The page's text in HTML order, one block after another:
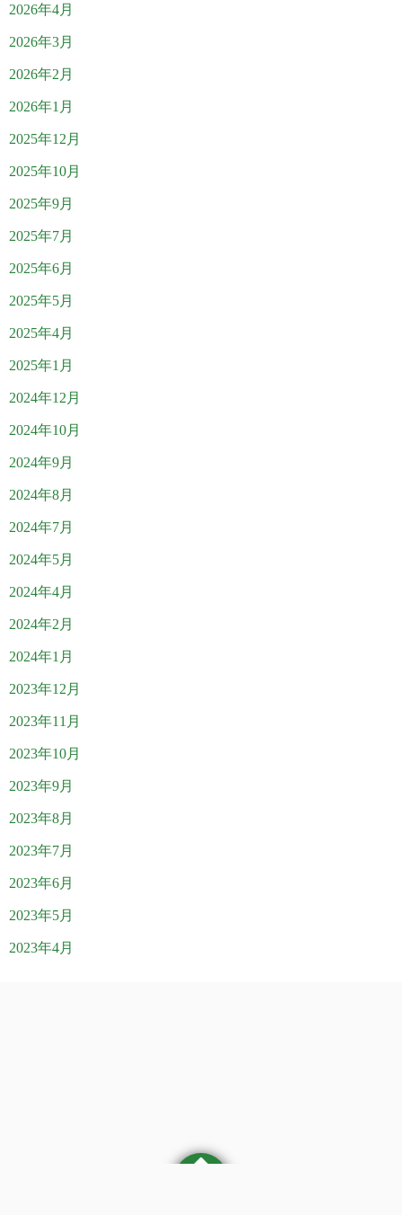
2026年4月
2026年3月
2026年2月
2026年1月
2025年12月
2025年10月
2025年9月
2025年7月
2025年6月
2025年5月
2025年4月
2025年1月
2024年12月
2024年10月
2024年9月
2024年8月
2024年7月
2024年5月
2024年4月
2024年2月
2024年1月
2023年12月
2023年11月
2023年10月
2023年9月
2023年8月
2023年7月
2023年6月
2023年5月
2023年4月